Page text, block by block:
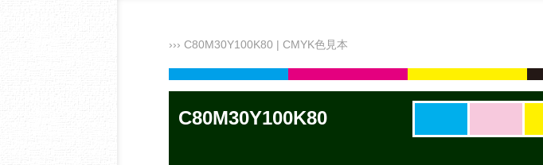
››› C80M30Y100K80 | CMYK色見本
C80M30Y100K80